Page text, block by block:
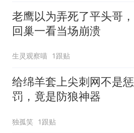
老鹰以为弄死了平头哥，
回巢一看当场崩溃
生灵观察喵 1跟贴
给绵羊套上尖刺网不是惩
罚，竟是防狼神器
独孤笑 1跟贴